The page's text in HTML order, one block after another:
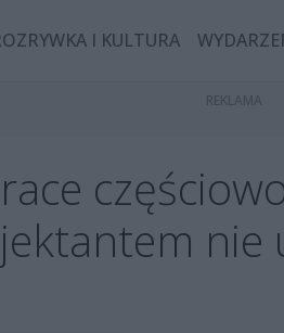
I KULTURA
nie